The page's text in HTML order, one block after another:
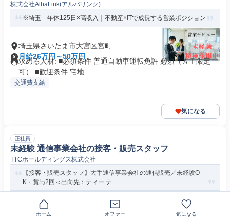
株式会社AlbaLink(アルバリンク)
※埼玉 年休125日×高収入｜不動産×ITで成長する営業ポジション
埼玉県さいたま市大宮区宮町
月給26万円～50万円
求める人材: ■必須条件 普通自動車運転免許 必須（ＡＴ限定
可） ■歓迎条件 宅地...
交通費支給
気になる
正社員
未経験 通信事業会社の接客・販売スタッフ
TTCホールディングス株式会社
【接客・販売スタッフ】大手通信事業会社の通信販売／未経験O
K・賞与2回＜出向先：ティー.テ...
月給26万円～29万円
求める人材: ■ご年齢の制限 39歳以下の方までが選考対象とな
ホーム オファー 気になる